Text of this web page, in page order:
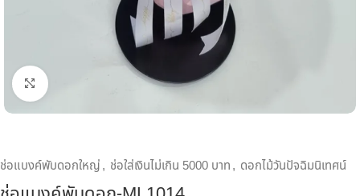
คลิกเพื่อขยาย
ช่อแบงค์พับดอกใหญ่, ช่อใส่เงินไม่เกิน 5000 บาท, ดอกไม้วันปัจฉิมนิเทศน์